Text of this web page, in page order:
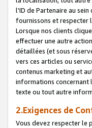
l'ID de Partenaire au
fournissons et respecter
Lorsque nos clients
effectuer une autre
détaillées (et sous
vers ces articles ou
contenus marketing et
informations concernant
texte ou tout autre
2.Exigences de
Vous devez respecter le